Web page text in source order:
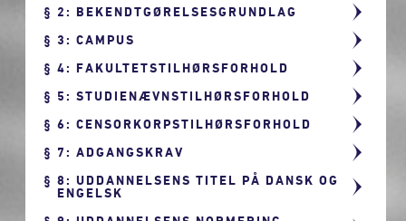
2: BEKENDTGØRELSESGRUNDLAG
3: CAMPUS
4: FAKULTETSTILHØRSFORHOLD
5: STUDIENÆVNSTILHØRSFORHOLD
6: CENSORKORPSTILHØRSFORHOLD
7: ADGANGSKRAV
8: UDDANNELSENS TITEL PÅ DANSK OG
ENGELSK